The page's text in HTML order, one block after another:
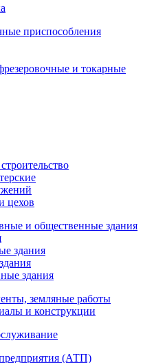
приспособления
и токарные
цехов
и общественные здания
здания
здания
земляные работы
и конструкции
(АТП)